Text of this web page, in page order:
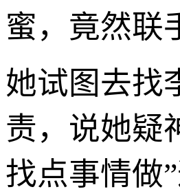
蜜，竟然联
她试图去找
责，说她疑
找点事情做